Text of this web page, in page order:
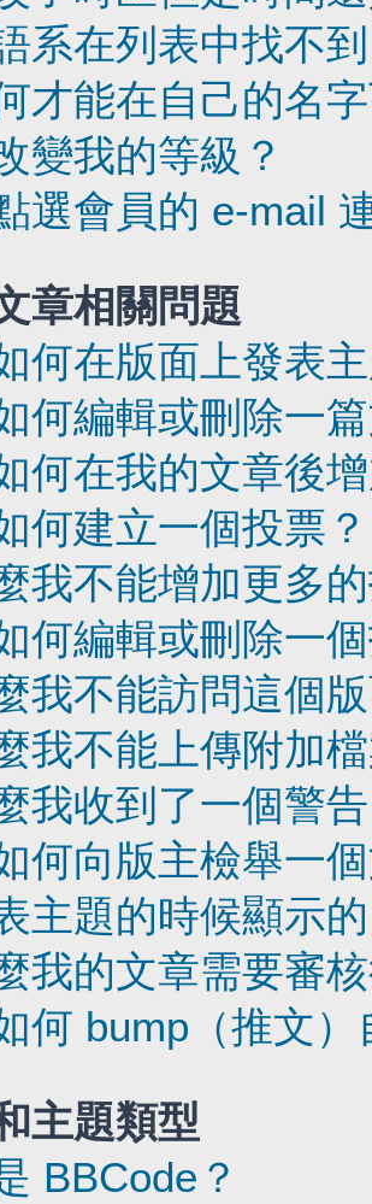
系在列表中找不
才能在自己的名
變我的等級？
選會員的 e-mail
章相關問題
何在版面上發表
何編輯或刪除一
何在我的文章後
何建立一個投票？
我不能增加更多
何編輯或刪除一
我不能訪問這個
我不能上傳附加
我收到了一個警
何向版主檢舉一
主題的時候顯示
我的文章需要審
何 bump（推文
主題類型
BBCode？